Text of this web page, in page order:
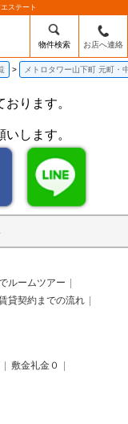
ステート
物件検索 お店へ連絡
メトロタワー山下町 元町・
ります。
します。
ルームツアー
貸契約までの流れ
敷金礼金０